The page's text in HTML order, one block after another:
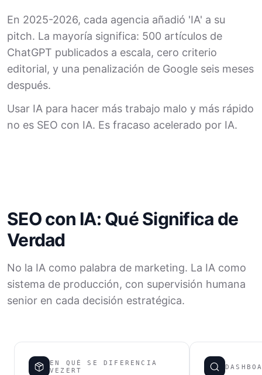
En 2025-2026, cada agencia añadió 'IA' a su
pitch. La mayoría significa: 500 artículos de
ChatGPT publicados a escala, cero criterio
editorial, y una penalización de Google seis meses
después.
Usar IA para hacer más trabajo malo y más rápido
no es SEO con IA. Es fracaso acelerado por IA.
SEO con IA: Qué Significa de
Verdad
No la IA como palabra de marketing. La IA como
sistema de producción, con supervisión humana
senior en cada decisión estratégica.
EN QUÉ SE DIFERENCIA
VEZERT